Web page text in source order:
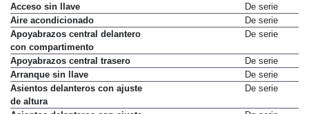
Acceso sin llave
De serie
Aire acondicionado
De serie
Apoyabrazos central delantero
con compartimento
De serie
Apoyabrazos central trasero
De serie
Arranque sin llave
De serie
Asientos delanteros con ajuste
de altura
De serie